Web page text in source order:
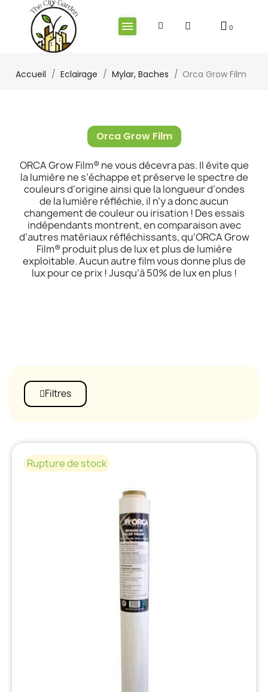
Accueil Eclairage Mylar, Baches Orca Grow Film
Orca Grow Film
ORCA Grow Film® ne vous décevra pas. Il évite que
la lumière ne s’échappe et préserve le spectre de
couleurs d’origine ainsi que la longueur d’ondes
de la lumière réfléchie, il n’y a donc aucun
changement de couleur ou irisation ! Des essais
indépendants montrent, en comparaison avec
d’autres matériaux réfléchissants, qu’ORCA Grow
Film® produit plus de lux et plus de lumière
exploitable. Aucun autre film vous donne plus de
lux pour ce prix ! Jusqu’à 50% de lux en plus !
Filtres
Rupture de stock